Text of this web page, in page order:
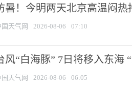
暑！今明两天北京高温闷
国天气网 2026-08-06 07:10
风“白海豚” 7日将移入东海
国天气网 2026-08-06 06:05